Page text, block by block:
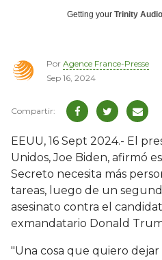
Getting your Trinity Audio
Por Agence France-Presse
Sep 16, 2024
EEUU, 16 Sept 2024.- El
Unidos, Joe Biden, afirmó
Secreto necesita más
tareas, luego de un
asesinato contra el
exmandatario Donald
"Una cosa que quiero dejar